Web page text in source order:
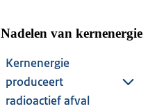
Nadelen van kernenergie
Kernenergie
produceert
radioactief afval